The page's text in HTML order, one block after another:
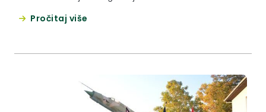
Pročitaj više